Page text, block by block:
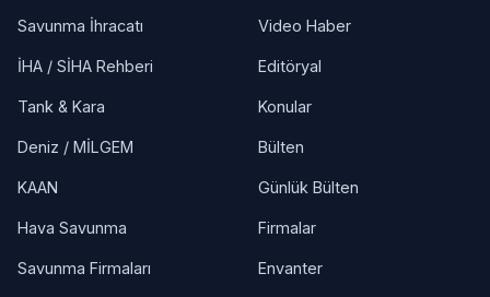
Savunma İhracatı
İHA / SİHA Rehberi
Tank & Kara
Deniz / MİLGEM
KAAN
Hava Savunma
Savunma Firmaları
Video Haber
Editöryal
Konular
Bülten
Günlük Bülten
Firmalar
Envanter